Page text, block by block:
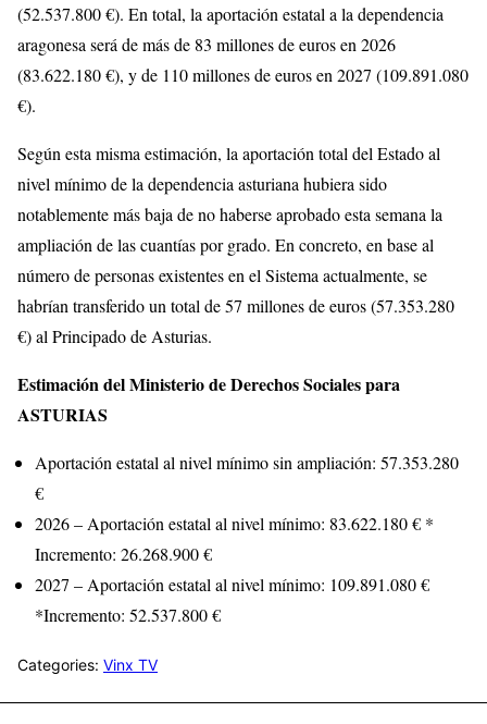
(52.537.800 €). En total, la aportación estatal a la dependencia
aragonesa será de más de 83 millones de euros en 2026
(83.622.180 €), y de 110 millones de euros en 2027 (109.891.080
€).
Según esta misma estimación, la aportación total del Estado al
nivel mínimo de la dependencia asturiana hubiera sido
notablemente más baja de no haberse aprobado esta semana la
ampliación de las cuantías por grado. En concreto, en base al
número de personas existentes en el Sistema actualmente, se
habrían transferido un total de 57 millones de euros (57.353.280
€) al Principado de Asturias.
Estimación del Ministerio de Derechos Sociales para
ASTURIAS
Aportación estatal al nivel mínimo sin ampliación: 57.353.280
€
2026 – Aportación estatal al nivel mínimo: 83.622.180 € *
Incremento: 26.268.900 €
2027 – Aportación estatal al nivel mínimo: 109.891.080 €
*Incremento: 52.537.800 €
Categories: Vinx TV